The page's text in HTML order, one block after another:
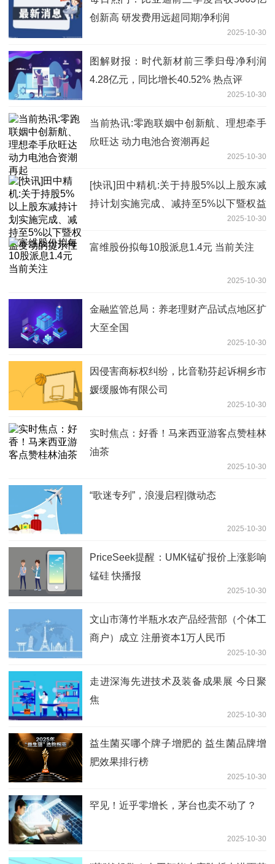
创新高 研发费用远超同期净利润
2025-10-30
图解财报：时代新材前三季归母净利润
4.28亿元，同比增长40.52% 热点评
2025-10-30
当前热讯:零跑联姻中创新航、理想牵手
欣旺达 动力电池合资潮再起
2025-10-30
[快讯]田中精机:关于持股5%以上股东减
持计划实施完成、减持至5%以下暨权益
2025-10-30
富维股份拟每10股派息1.4元 当前关注
2025-10-30
金融监管总局：养老理财产品试点地区扩
大至全国
2025-10-30
因侵害商标权纠纷，比音勒芬起诉桐乡市
媛缓服饰有限公司
2025-10-30
实时焦点：好香！马来西亚游客点赞桂林
油茶
2025-10-30
“歌迷专列”，浪漫启程|微动态
2025-10-30
PriceSeek提醒：UMK锰矿报价上涨影响
锰硅 快播报
2025-10-30
文山市薄竹半瓶水农产品经营部（个体工
商户）成立 注册资本1万人民币
2025-10-30
走进深海先进技术及装备成果展 今日聚
焦
2025-10-30
益生菌买哪个牌子增肥的 益生菌品牌增
肥效果排行榜
2025-10-30
罕见！近乎零增长，茅台也卖不动了？
2025-10-30